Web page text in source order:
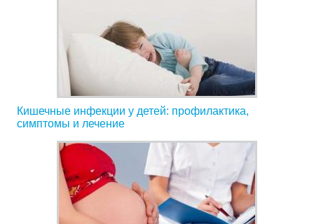
Кишечные инфекции у детей: профилактика,
симптомы и лечение